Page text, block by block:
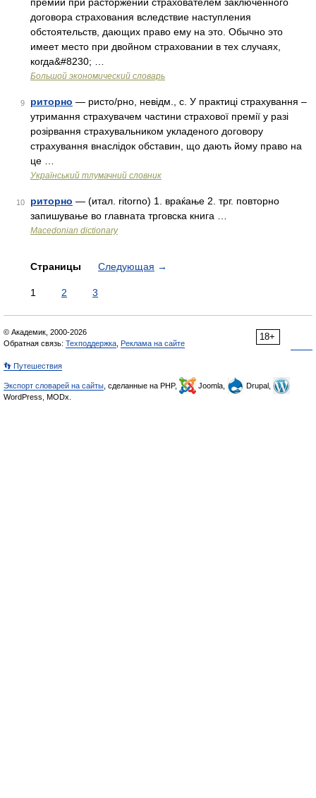
договора страхования вследствие наступления
обстоятельств, дающих право ему на это. Обычно это
имеет место при двойном страховании в тех случаях,
когда&#8230; …
Большой экономический словарь
9 риторно — ристо/рно, невідм., с. У практиці страхування –
утримання страхувачем частини страхової премії у разі
розірвання страхувальником укладеного договору
страхування внаслідок обставин, що дають йому право на
це …
Український тлумачний словник
10 риторно — (итал. ritorno) 1. враќање 2. трг. повторно
запишување во главната трговска книга …
Macedonian dictionary
Страницы Следующая →
1 2 3
18+
© Академик, 2000-2026
Обратная связь: Техподдержка Реклама на сайте
👣 Путешествия
Экспорт словарей на сайты , сделанные на PHP, Joomla,
Drupal,
WordPress, MODx.